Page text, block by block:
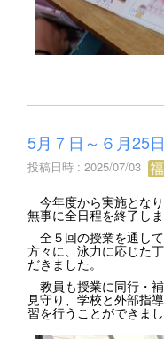
5月７日～６月25
投稿日時 : 2025/07/03
今年度から実施とな
無事に全日程を終了し
全５回の授業を通し
方々に、泳力に応じた
だきました。
教員も授業に同行・
見守り、学校と外部指
習を行うことができまし